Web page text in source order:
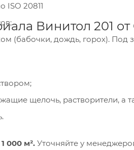
ISO 20811
(бабочки, дождь, горох). Под
Винитол 201 от
щелочь, растворители, а
000 м². Уточняйте у
использует cookie-
персональные данные с
Метрики. Это улучшает
Принять